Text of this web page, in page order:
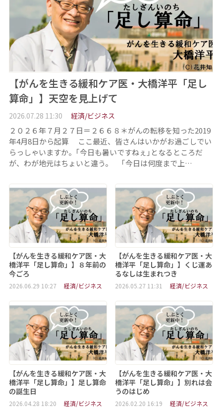
【がんを生きる緩和ケア医・大橋洋平「足し
算命」】天空を見上げて
2026.07.28 11:30 経済/ビジネス
２０２６年７月２７日＝２６６８＊がんの転移を知った2019
年4月8日から起算 ここ最近、皆さんはいかがお過ごしでい
らっしゃいますか。｢今日も暑いですねぇ｣となるところだ
が、わが地元はちょいと違う。 ｢今日は何度まで上…
【がんを生きる緩和ケア医・大
橋洋平「足し算命」】８年前の
今ごろ
2026.06.29 10:27 経済/ビジネス
【がんを生きる緩和ケア医・大
橋洋平「足し算命」】くじ運あ
るなしは生まれつき
2026.05.27 11:31 経済/ビジネス
【がんを生きる緩和ケア医・大
橋洋平「足し算命」】足し算命
の誕生日
2026.04.28 18:20 経済/ビジネス
【がんを生きる緩和ケア医・大
橋洋平「足し算命」】別れは会
うのはじめ
2026.02.20 16:19 経済/ビジネス